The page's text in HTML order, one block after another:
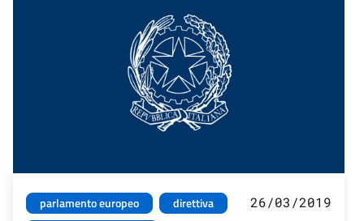
parlamento europeo
direttiva
26/03/2019